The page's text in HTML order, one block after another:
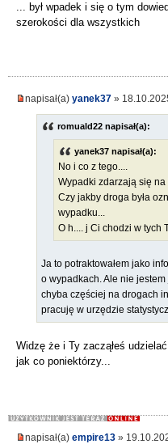
... był wpadek i się o tym
szerokości dla wszystkich
napisał(a) yanek37 »
romuald22 napisał(a):
yanek37 napisał(a):
No i co z tego....
Wypadki zdarzają się
Czy jakby droga była
wypadku...
O h.... j Ci chodzi w tych
Ja to potraktowałem jako
o wypadkach. Ale nie
chyba częściej na drogach
pracuję w urzędzie
Widzę że i Ty zacząłeś
jak co poniektórzy...
napisał(a) empire13 »